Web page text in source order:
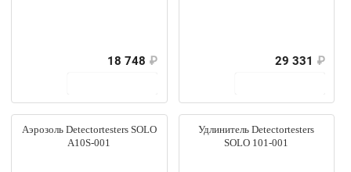
18 748 ₽ 29 331 ₽
Аэрозоль Detectortesters SOLO
A10S-001
Удлинитель Detectortesters
SOLO 101-001